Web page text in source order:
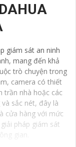
giám sát an ninh
mang đến khả
trò chuyện trong
camera có thiết
trần nhà hoặc các
sắc nét, đây là
cửa hàng với mức
pháp giám sát
gian.